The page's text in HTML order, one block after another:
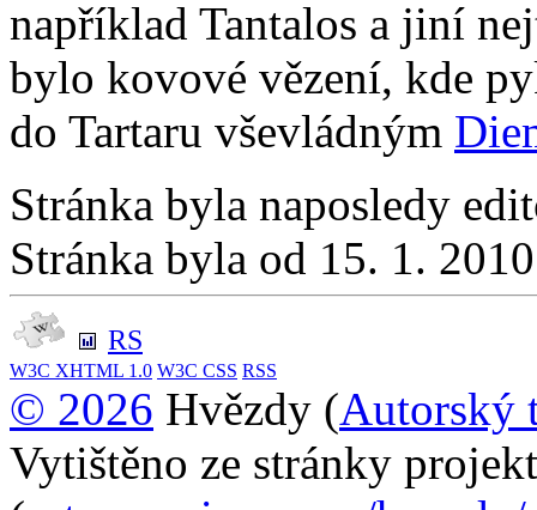
například Tantalos a jiní
bylo kovové vězení, kde
do Tartaru vševládným
Stránka byla naposledy
Stránka byla od 15. 1.
RS
W3C XHTML 1.0 W3C CSS RSS
© 2026 Hvězdy (Autorský
Vytištěno ze stránky